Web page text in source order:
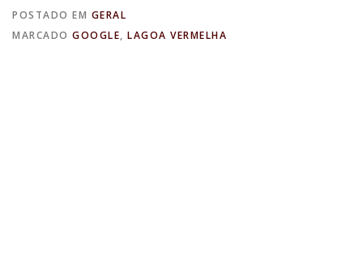
POSTADO EM GERAL
MARCADO GOOGLE, LAGOA VERMELHA